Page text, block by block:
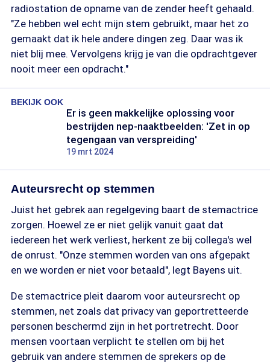
radiostation de opname van de zender heeft gehaald.
"Ze hebben wel echt mijn stem gebruikt, maar het zo
gemaakt dat ik hele andere dingen zeg. Daar was ik
niet blij mee. Vervolgens krijg je van die opdrachtgever
nooit meer een opdracht."
BEKIJK OOK
Er is geen makkelijke oplossing voor
bestrijden nep-naaktbeelden: 'Zet in op
tegengaan van verspreiding'
19 mrt 2024
Auteursrecht op stemmen
Juist het gebrek aan regelgeving baart de stemactrice
zorgen. Hoewel ze er niet gelijk vanuit gaat dat
iedereen het werk verliest, herkent ze bij collega's wel
de onrust. "Onze stemmen worden van ons afgepakt
en we worden er niet voor betaald", legt Bayens uit.
De stemactrice pleit daarom voor auteursrecht op
stemmen, net zoals dat privacy van geportretteerde
personen beschermd zijn in het portretrecht. Door
mensen voortaan verplicht te stellen om bij het
gebruik van andere stemmen de sprekers op de